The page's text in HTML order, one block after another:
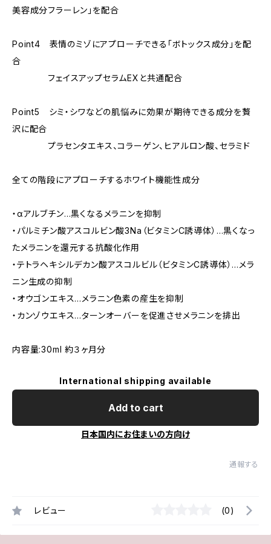
美容成分フラーレン」を配合
Point4 表情のミゾにアプローチできる「ボトックス成分」を配
合
フェイスアップセラムEXと共通配合
Point5 シミ・シワなどの肌悩みに効果が期待できる成分を贅
沢に配合
プラセンタエキス、コラーゲン、ヒアルロン酸、セラミド
全ての階段にアプローチするホワイト機能性成分
・αアルブチン…黒くなるメラニンを抑制
・パルミチン酸アスコルビン酸3Na（ビタミンC誘導体）…黒くなっ
たメラニンを還元する抗酸化作用
・テトラヘキシルデカン酸アスコルビル（ビタミンC誘導体）…メラ
ニン生成の抑制
・オウゴンエキス…メラニン色素の産生を抑制
・カンゾウエキス…ターンオーバーを促進させメラニンを排出
内容量:30ml 約３ヶ月分
International shipping available
Add to cart
日本国内にお住まいの方向け
通報する
レビュー (0)